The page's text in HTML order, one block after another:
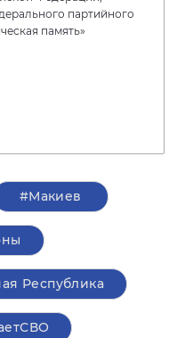
партийного
память»
#Макиев
Республика